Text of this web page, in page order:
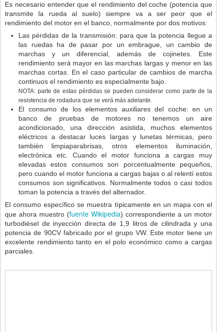
Es necesario entender que el rendimiento del coche (potencia que
transmite la rueda al suelo) siempre va a ser peor que el
rendimiento del motor en el banco, normalmente por dos motivos:
Las pérdidas de la transmisión: para que la potencia llegue a
las ruedas ha de pasar por un embrague, un cambio de
marchas y un diferencial, además de cojinetes. Este
rendimiento será mayor en las marchas largas y menor en las
marchas cortas. En el caso particular de cambios de marcha
continuos el rendimiento es especialmente bajo.
NOTA: parte de estas pérdidas se pueden considerar como parte de la
resistencia de rodadura que se verá más adelante.
El consumo de los elementos auxiliares del coche: en un
banco de pruebas de motores no tenemos un aire
acondicionado, una dirección asistida, muchos elementos
eléctricos a destacar luces largas y lunetas térmicas, pero
también limpiaparabrisas, otros elementos iluminación,
electrónica etc. Cuando el motor funciona a cargas muy
elevadas estos consumos son porcentualmente pequeños,
pero cuando el motor funciona a cargas bajas o al relentí estos
consumos son significativos. Normalmente todos o casi todos
toman la potencia a través del alternador.
El consumo específico se muestra típicamente en un mapa con el
que ahora muestro (fuente Wikipedia) correspondiente a un motor
turbodiésel de inyección directa de 1,9 litros de cilindrada y una
potencia de 90CV fabricado por el grupo VW. Este motor tiene un
excelente rendimiento tanto en el polo económico como a cargas
parciales.